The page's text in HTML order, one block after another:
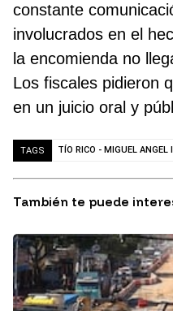
constante
involucrados en el
la encomienda no
Los fiscales pidieron
en un juicio oral y
TAGS TÍO RICO - MIGUEL ANGEL
También te puede